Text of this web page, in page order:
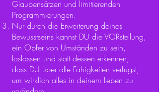
Glaubensätzen und limitierenden
Programmierungen.
Nur durch die Erweiterung deines
Bewusstseins kannst DU die VORstellung,
ein Opfer von Umständen zu sein,
loslassen und statt dessen erkennen,
dass DU über alle Fähigkeiten verfügst,
um wirklich alles in deinem Leben zu